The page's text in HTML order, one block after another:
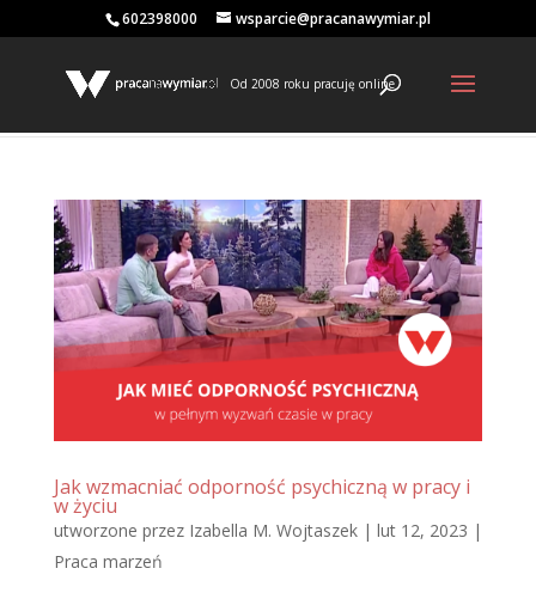
602398000 wsparcie@pracanawymiar.pl
Od 2008 roku pracuję online
Jak wzmacniać odporność psychiczną w pracy i
w życiu
utworzone przez Izabella M. Wojtaszek| lut 12, 2023 |
Praca marzeń